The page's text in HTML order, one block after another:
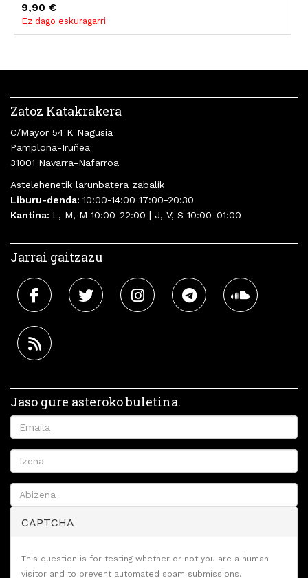
June Fernández
Javier Gallego
9,90 €
Ez dago eskuragarri
Zatoz Katakrakera
C/Mayor 54 K Nagusia
Pamplona-Iruñea
31001 Navarra-Nafarroa
Astelehenetik larunbatera zabalik
Liburu-denda: 10:00-14:00 17:00-20:30
Kantina: L, M, M 10:00-22:00 | J, V, S 10:00-01:00
Jarrai gaitzazu
Jaso gure asteroko buletina.
CAPTCHA
This question is for testing whether or not you are a human
visitor and to prevent automated spam submissions.